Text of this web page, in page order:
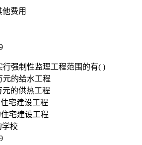
费用
强制性监理工程范围的有( )
元的给水工程
元的供热工程
宅建设工程
宅建设工程
学校